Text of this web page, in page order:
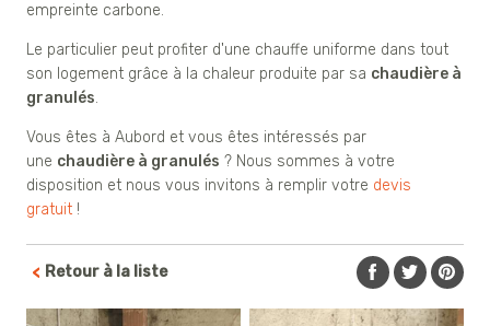
empreinte carbone.
Le particulier peut profiter d'une chauffe uniforme dans tout
son logement grâce à la chaleur produite par sa chaudière à
granulés.
Vous êtes à Aubord et vous êtes intéressés par
une chaudière à granulés ? Nous sommes à votre
disposition et nous vous invitons à remplir votre devis
gratuit !
Retour à la liste